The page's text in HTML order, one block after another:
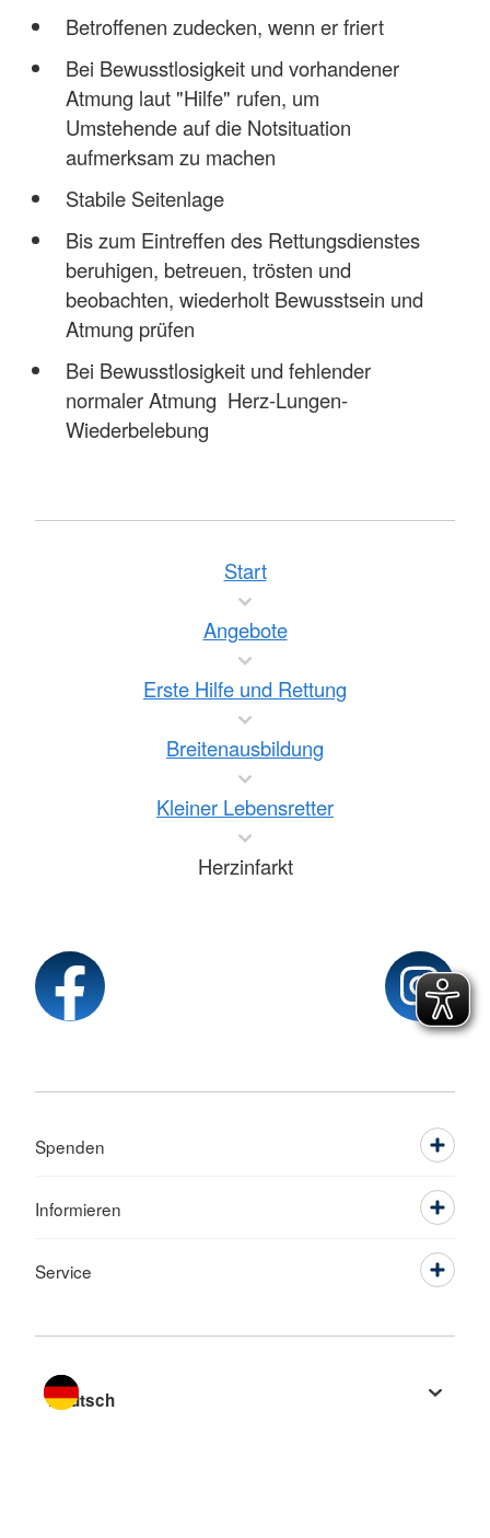
Betroffenen zudecken, wenn er friert
Bei Bewusstlosigkeit und vorhandener
Atmung laut "Hilfe" rufen, um
Umstehende auf die Notsituation
aufmerksam zu machen
Stabile Seitenlage
Bis zum Eintreffen des Rettungsdienstes
beruhigen, betreuen, trösten und
beobachten, wiederholt Bewusstsein und
Atmung prüfen
Bei Bewusstlosigkeit und fehlender
normaler Atmung Herz-Lungen-
Wiederbelebung
Start
Angebote
Erste Hilfe und Rettung
Breitenausbildung
Kleiner Lebensretter
Herzinfarkt
Spenden
Informieren
Service
Sprache wechseln zu